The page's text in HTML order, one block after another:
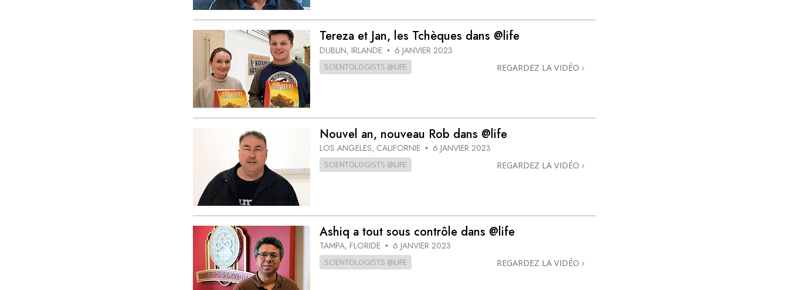
Tereza et Jan, les Tchèques dans @life
DUBLIN, IRLANDE • 6 JANVIER 2023
SCIENTOLOGISTS @LIFE REGARDEZ LA VIDÉO
Nouvel an, nouveau Rob dans @life
LOS ANGELES, CALIFORNIE • 6 JANVIER 2023
SCIENTOLOGISTS @LIFE REGARDEZ LA VIDÉO
Ashiq a tout sous contrôle dans @life
TAMPA, FLORIDE • 6 JANVIER 2023
SCIENTOLOGISTS @LIFE REGARDEZ LA VIDÉO